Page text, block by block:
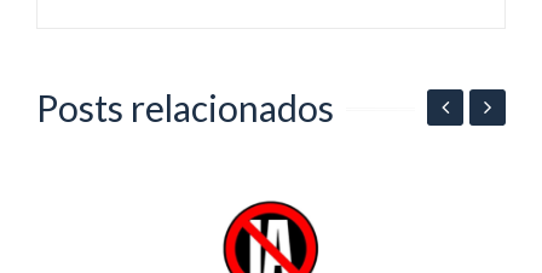
Posts relacionados